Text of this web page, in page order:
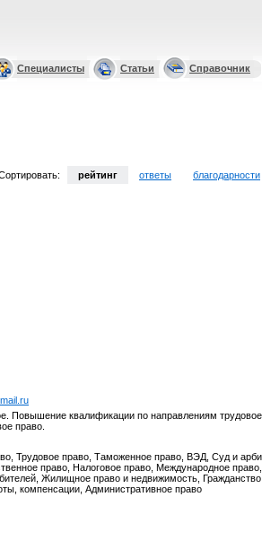
Специалисты Статьи Справочник
рейтинг ответы благодарности
Повышение квалификации по направлениям
право.
Трудовое право, Таможенное право, ВЭД, Суд и
право, Налоговое право, Международное
Жилищное право и недвижимость,
компенсации, Административное право